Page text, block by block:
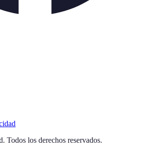
. Todos los derechos reservados.